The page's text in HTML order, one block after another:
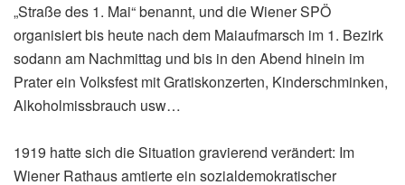
„Straße des 1. Mai“ benannt, und die Wiener SPÖ
organisiert bis heute nach dem Maiaufmarsch im 1. Bezirk
sodann am Nachmittag und bis in den Abend hinein im
Prater ein Volksfest mit Gratiskonzerten, Kinderschminken,
Alkoholmissbrauch usw…
1919 hatte sich die Situation gravierend verändert: Im
Wiener Rathaus amtierte ein sozialdemokratischer